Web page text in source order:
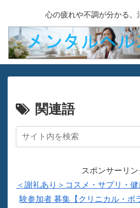
心の疲れや不調が分かる。
関連語
スポンサーリン
＜謝礼あり＞コスメ・サプリ・
験参加者 募集【クリニカル・ボ